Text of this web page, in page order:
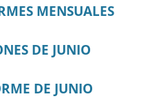
MENSUALES
DE JUNIO
DE JUNIO